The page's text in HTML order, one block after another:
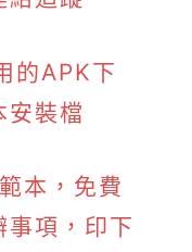
的APK下
安裝檔
本，免費
事項，印下